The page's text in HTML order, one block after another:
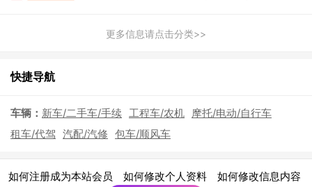
更多信息请点击分类>>
快捷导航
车辆： 新车/二手车/手续 工程车/农机 摩托/电动/自行车
租车/代驾 汽配/汽修 包车/顺风车
如何注册成为本站会员 如何修改个人资料 如何修改信息内容